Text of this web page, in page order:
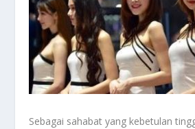
Sebagai sahabat yang kebetulan